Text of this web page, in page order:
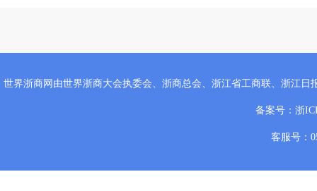
世界浙商网由世界浙商大会执委会、浙商总会、浙江省工商联、浙江
备案号： 浙
客服号：